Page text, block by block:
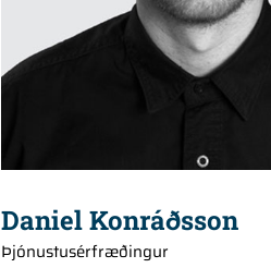
Daniel Konráðsson
Þjónustusérfræðingur